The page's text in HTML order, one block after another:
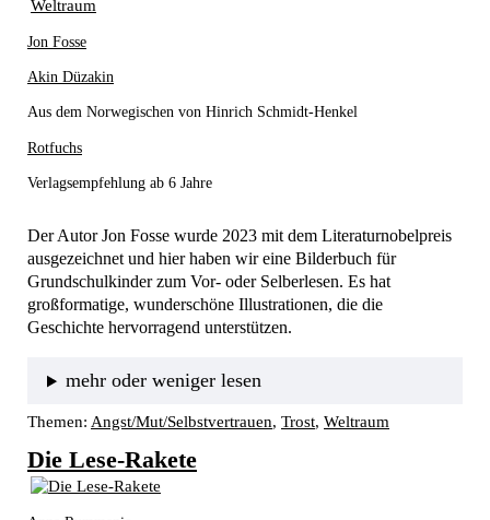
Jon Fosse
Akin Düzakin
Aus dem Norwegischen von Hinrich Schmidt-Henkel
Rotfuchs
Verlagsempfehlung ab 6 Jahre
Der Autor Jon Fosse wurde 2023 mit dem Literaturnobelpreis
ausgezeichnet und hier haben wir eine Bilderbuch für
Grundschulkinder zum Vor- oder Selberlesen. Es hat
großformatige, wunderschöne Illustrationen, die die
Geschichte hervorragend unterstützen.
mehr oder weniger lesen
Themen: Angst/Mut/Selbstvertrauen, Trost, Weltraum
Die Lese-Rakete